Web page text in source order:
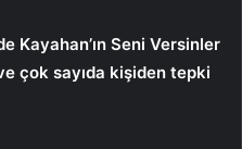
Kayahan’ın Seni Versinler
çok sayıda kişiden tepki